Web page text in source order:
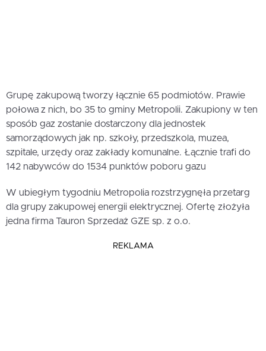
Grupę zakupową tworzy łącznie 65 podmiotów. Prawie
połowa z nich, bo 35 to gminy Metropolii. Zakupiony w ten
sposób gaz zostanie dostarczony dla jednostek
samorządowych jak np. szkoły, przedszkola, muzea,
szpitale, urzędy oraz zakłady komunalne. Łącznie trafi do
142 nabywców do 1534 punktów poboru gazu
W ubiegłym tygodniu Metropolia rozstrzygnęła przetarg
dla grupy zakupowej energii elektrycznej. Ofertę złożyła
jedna firma Tauron Sprzedaż GZE sp. z o.o.
REKLAMA